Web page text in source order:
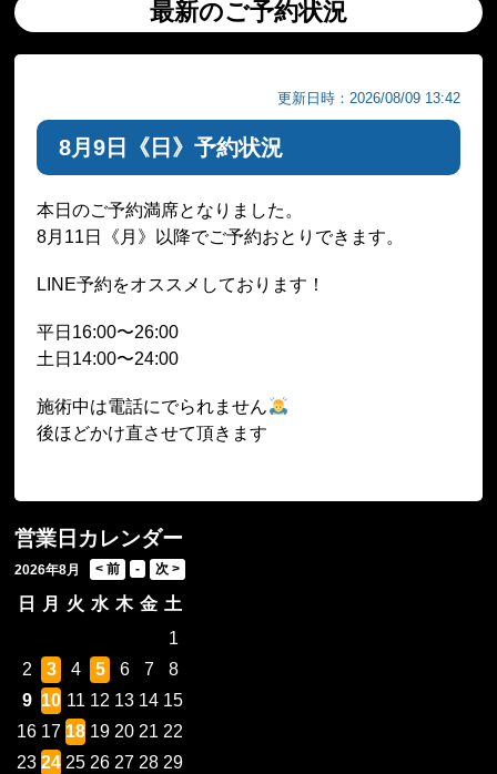
最新のご予約状況
更新日時：2026/08/09 13:42
8月9日《日》予約状況
本日のご予約満席となりました。
8月11日《月》以降でご予約おとりできます。
LINE予約をオススメしております！
平日16:00〜26:00
土日14:00〜24:00
施術中は電話にでられません
後ほどかけ直させて頂きます
営業日カレンダー
2026年8月
日 月 火 水 木 金 土
1
2
3 4 5 6 7
8
9 10 11 12 13 14 15
16 17 18 19 20 21 22
23 24 25 26 27 28 29